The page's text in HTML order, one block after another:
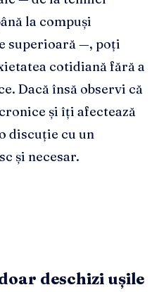
la compuși
superioară —, poți
cotidiană fără a
Dacă însă observi că
și îți afectează
discuție cu un
și necesar.
deschizi ușile